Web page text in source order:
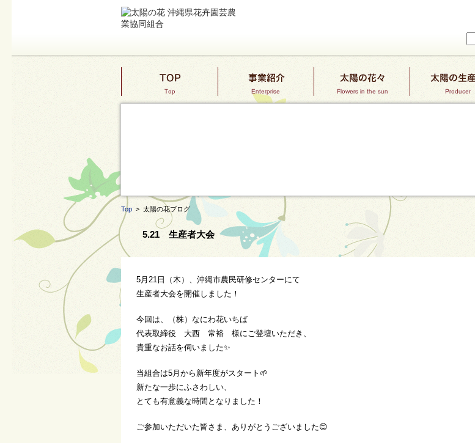
Top > 太陽の花ブログ
5.21 生産者大会
5月21日（木）、沖縄市農民研修センターにて
生産者大会を開催しました！
今回は、（株）なにわ花いちば
代表取締役 大西 常裕 様にご登壇いただき、
貴重なお話を伺いました✨
当組合は5月から新年度がスタート🌱
新たな一歩にふさわしい、
とても有意義な時間となりました！
ご参加いただいた皆さま、ありがとうございました😊